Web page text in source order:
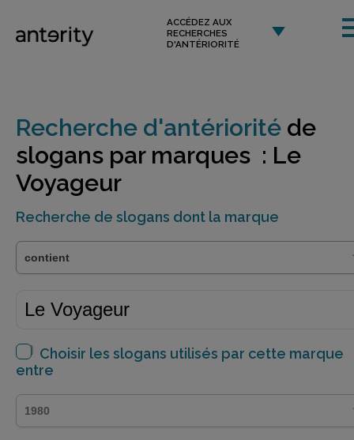
ACCÉDEZ AUX
RECHERCHES
D'ANTÉRIORITÉ
Recherche d'antériorité de
slogans par marques : Le
Voyageur
Recherche de slogans dont la marque
Choisir les slogans utilisés par cette marque
entre